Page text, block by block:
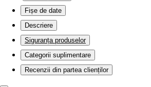
Fișe de date
Descriere
Siguranța produselor
Categorii suplimentare
Recenzii din partea clienților